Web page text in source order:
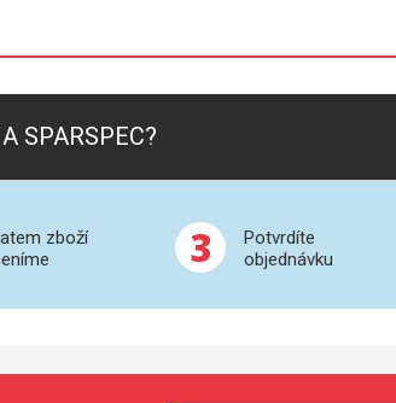
SPARSPEC?
zboží
3
Potvrdíte
objednávku